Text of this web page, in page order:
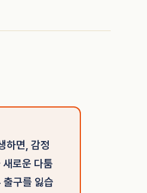
하면, 감정
로운 다툼
구를 잃습